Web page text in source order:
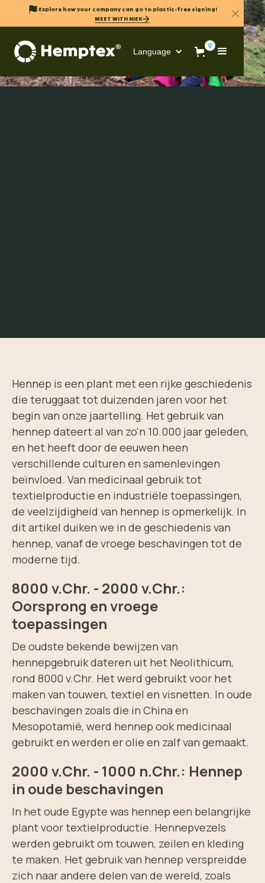
Explore how your company can go to plastic-free signing!
MEET WITH NIEK
Language
0
Hennep is een plant met een rijke geschiedenis
die teruggaat tot duizenden jaren voor het
begin van onze jaartelling. Het gebruik van
hennep dateert al van zo'n 10.000 jaar geleden,
en het heeft door de eeuwen heen
verschillende culturen en samenlevingen
beïnvloed. Van medicinaal gebruik tot
textielproductie en industriële toepassingen,
de veelzijdigheid van hennep is opmerkelijk. In
dit artikel duiken we in de geschiedenis van
hennep, vanaf de vroege beschavingen tot de
moderne tijd.
8000 v.Chr. - 2000 v.Chr.:
Oorsprong en vroege
toepassingen
De oudste bekende bewijzen van
hennepgebruik dateren uit het Neolithicum,
rond 8000 v.Chr. Het werd gebruikt voor het
maken van touwen, textiel en visnetten. In oude
beschavingen zoals die in China en
Mesopotamië, werd hennep ook medicinaal
gebruikt en werden er olie en zalf van gemaakt.
2000 v.Chr. - 1000 n.Chr.: Hennep
in oude beschavingen
In het oude Egypte was hennep een belangrijke
plant voor textielproductie. Hennepvezels
werden gebruikt om touwen, zeilen en kleding
te maken. Het gebruik van hennep verspreidde
zich naar andere delen van de wereld, zoals